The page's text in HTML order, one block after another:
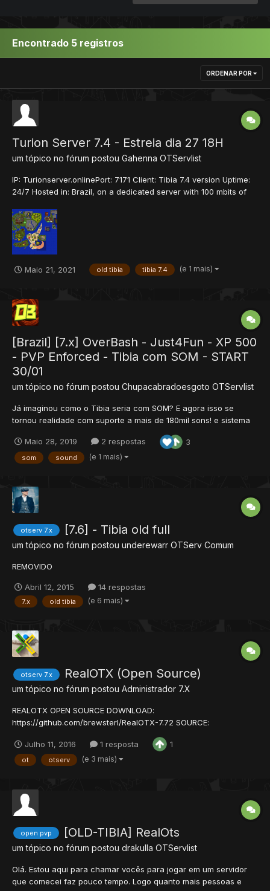
Encontrado 5 registros
ORDENAR POR
Turion Server 7.4 - Estreia dia 27 18H
um tópico no fórum postou Gahenna OTServlist
IP: Turionserver.onlinePort: 7171 Client: Tibia 7.4 version Uptime:
24/7 Hosted in: Brazil, on a dedicated server with 100 mbits of
(http://turionserver.online) Expiration rate: 6x Map: personalized,
home made. It contains 3 cities and the ca...
Maio 21, 2021 old tibia tibia 7.4 (e 1 mais)
[Brazil] [7.x] OverBash - Just4Fun - XP 500
- PVP Enforced - Tibia com SOM - START
30/01
um tópico no fórum postou Chupacabradoesgoto OTServlist
Já imaginou como o Tibia seria com SOM? E agora isso se
tornou realidade com suporte a mais de 180mil sons! e sistema
clássico Tibia Oldschool 7.x! SISTEMA DE NEVE SISTE...
Maio 28, 2019 2 respostas 3
som sound (e 1 mais)
otserv 7.x [7.6] - Tibia old full
um tópico no fórum postou underewarr OTServ Comum
REMOVIDO
Abril 12, 2015 14 respostas
7.x old tibia (e 6 mais)
otserv 7.x RealOTX (Open Source)
um tópico no fórum postou Administrador 7.X
REALOTX OPEN SOURCE DOWNLOAD:
https://github.com/brewsterl/RealOTX-7.72 SOURCE:
https://github.com/brewsterl/RealOTX-7.72/tree/master/sources
(The Forgotten Server Team, Kaiser (mattyx14))
Julho 11, 2016 1 resposta 1
ot otserv (e 3 mais)
open pvp [OLD-TIBIA] RealOts
um tópico no fórum postou drakulla OTServlist
Olá. Estou aqui para chamar vocês para jogar em um servidor
que comecei faz pouco tempo. Logo quanto mais pessoas e